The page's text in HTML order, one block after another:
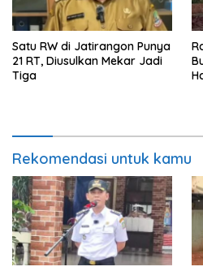
Satu RW di Jatirangon Punya
21 RT, Diusulkan Mekar Jadi
Tiga
Rekomendasi untuk kamu